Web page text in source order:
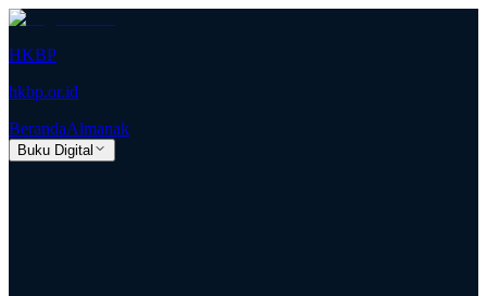
HKBP
hkbp.or.id
BerandaAlmanak
Buku Digital